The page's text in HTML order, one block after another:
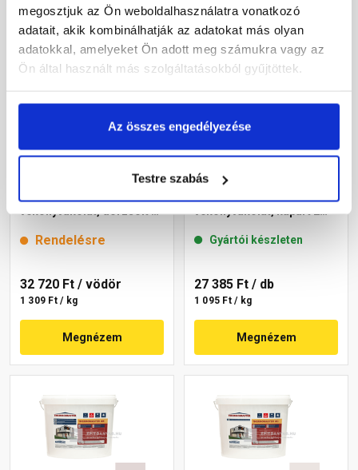
megosztjuk az Ön weboldalhasználatra vonatkozó
adatait, akik kombinálhatják az adatokat más olyan
adatokkal, amelyeket Ön adott meg számukra vagy az
Ön által használt más szolgáltatásokból gyűjtöttek.
Az összes engedélyezése
Testre szabás
Cemix 2704 StrukturOLA
vékonyvakolat, dörzsölt 2
Rendelésre
32 720 Ft / vödör
1 309 Ft / kg
Megnézem
Masterplast
vékonyvakolat, kapart 2
Gyártói készleten
27 385 Ft / db
1 095 Ft / kg
Megnézem